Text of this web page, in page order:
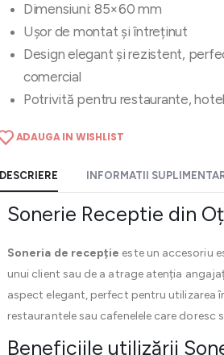
Dimensiuni: 85×60 mm
Ușor de montat și întreținut
Design elegant și rezistent,
comercial
Potrivită pentru restaurante,
ADAUGA IN WISHLIST
DESCRIERE INFORMATII
Sonerie Receptie din
Soneria de recepție este un accesoriu
unui client sau de a atrage atenția
aspect elegant, perfect pentru utilizarea
restaurantele sau cafenelele care doresc
Beneficiile utilizării